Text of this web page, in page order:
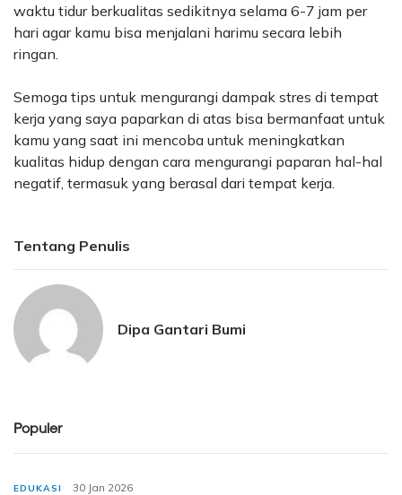
waktu tidur berkualitas sedikitnya selama 6-7 jam per
hari agar kamu bisa menjalani harimu secara lebih
ringan.
Semoga tips untuk mengurangi dampak stres di tempat
kerja yang saya paparkan di atas bisa bermanfaat untuk
kamu yang saat ini mencoba untuk meningkatkan
kualitas hidup dengan cara mengurangi paparan hal-hal
negatif, termasuk yang berasal dari tempat kerja.
Tentang Penulis
Dipa Gantari Bumi
Populer
EDUKASI 30 Jan 2026